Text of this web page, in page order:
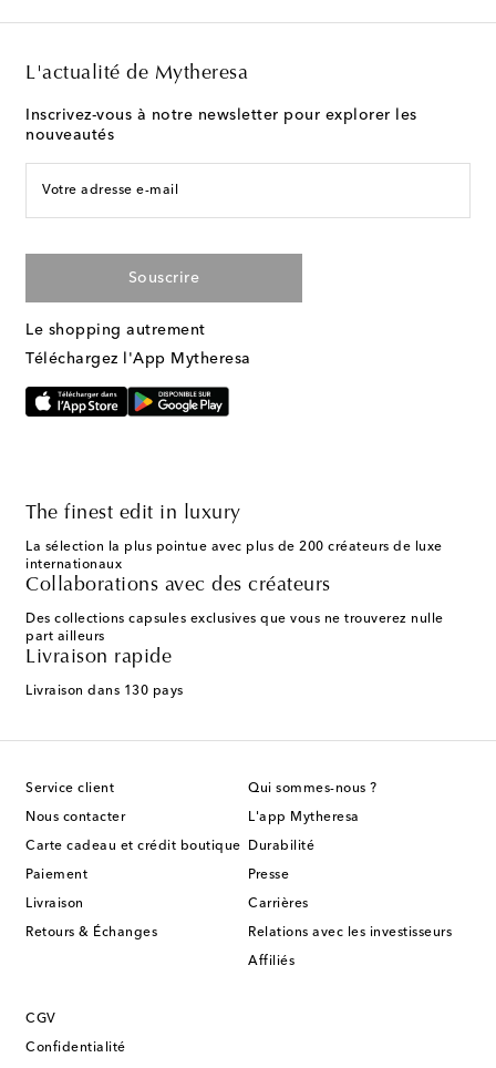
L'actualité de Mytheresa
Inscrivez-vous à notre newsletter pour explorer les
nouveautés
Votre adresse e-mail
Souscrire
Le shopping autrement
Téléchargez l'App Mytheresa
The finest edit in luxury
La sélection la plus pointue avec plus de 200 créateurs de luxe
internationaux
Collaborations avec des créateurs
Des collections capsules exclusives que vous ne trouverez nulle
part ailleurs
Livraison rapide
Livraison dans 130 pays
Service client
Nous contacter
Carte cadeau et crédit boutique
Paiement
Livraison
Retours & Échanges
Qui sommes-nous ?
L'app Mytheresa
Durabilité
Presse
Carrières
Relations avec les investisseurs
Affiliés
CGV
Confidentialité